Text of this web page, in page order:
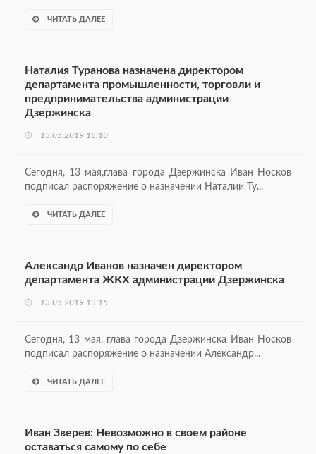
ЧИТАТЬ ДАЛЕЕ
Наталия Туранова назначена директором
департамента промышленности, торговли и
предпринимательства администрации
Дзержинска
13.05.2019 18:10
Сегодня, 13 мая,глава города Дзержинска Иван Носков
подписал распоряжение о назначении Наталии Ту...
ЧИТАТЬ ДАЛЕЕ
Александр Иванов назначен директором
департамента ЖКХ администрации Дзержинска
13.05.2019 13:15
Сегодня, 13 мая, глава города Дзержинска Иван Носков
подписал распоряжение о назначении Александр...
ЧИТАТЬ ДАЛЕЕ
Иван Зверев: Невозможно в своем районе
оставаться самому по себе